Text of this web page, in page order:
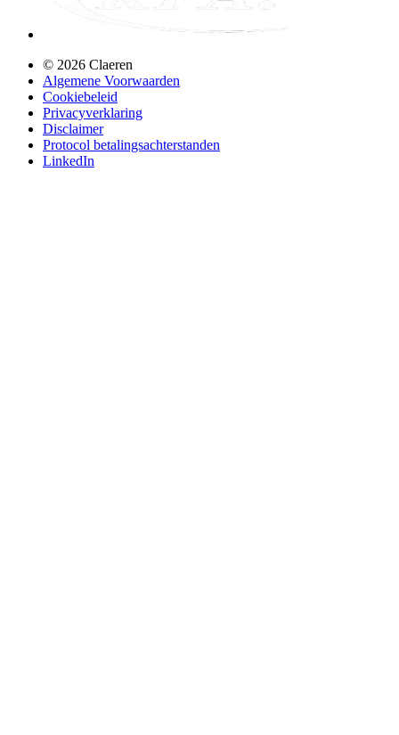
© 2026 Claeren
Algemene Voorwaarden
Cookiebeleid
Privacyverklaring
Disclaimer
Protocol betalingsachterstanden
LinkedIn